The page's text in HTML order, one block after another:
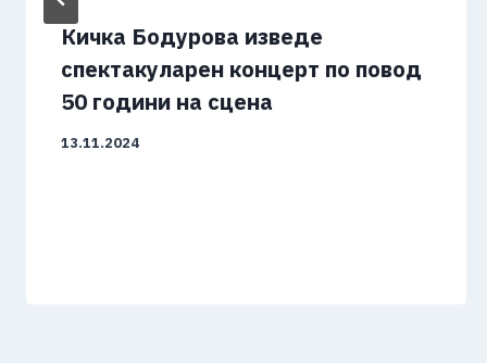
Кичка Бодурова изведе
спектакуларен концерт по повод
50 години на сцена
13.11.2024